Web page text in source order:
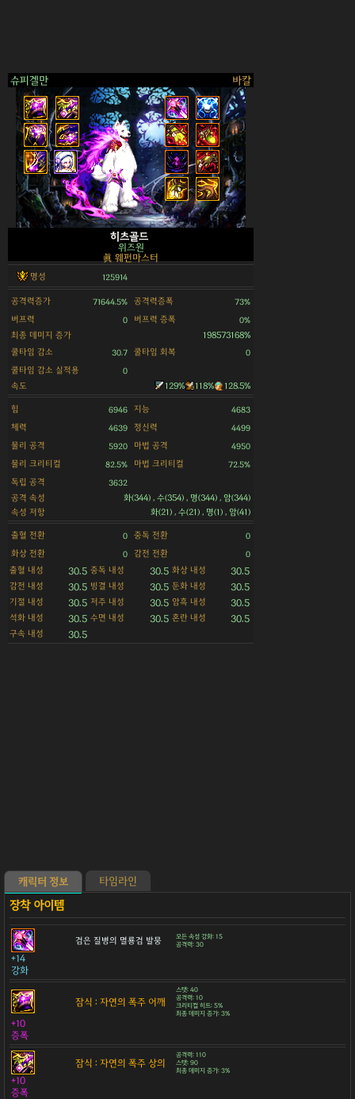
슈피겔만 바칼
>
히츠골드
위즈원
眞 웨펀마스터
명성 125914
공격력증가 71644.5% 공격력증폭 73%
버프력 0 버프력 증폭 0%
최종 데미지 증가
198573168%
쿨타임 감소
30.7 쿨타임 회복 0
쿨타임 감소 실적용 0
속도 129% 118% 128.5%
힘 6946 지능 4683
체력 4639 정신력 4499
물리 공격 5920 마법 공격 4950
물리 크리티컬 82.5% 마법 크리티컬 72.5%
독립 공격 3632
공격 속성
화(344) , 수(354) , 명(344) , 암(344)
속성 저항
화(21) , 수(21) , 명(1) , 암(41)
출혈 전환 0 중독 전환 0
화상 전환 0 감전 전환 0
출혈 내성 30.5 중독 내성 30.5 화상 내성 30.5
감전 내성 30.5 빙결 내성 30.5 둔화 내성 30.5
기절 내성 30.5 저주 내성 30.5 암흑 내성 30.5
석화 내성 30.5 수면 내성 30.5 혼란 내성 30.5
구속 내성 30.5
캐릭터 정보 타임라인
검은 질병의 멸룡검 발뭉
모든 속성 강화: 15
공격력: 30
+14
강화
잠식 : 자연의 폭주 어깨
스탯: 40
공격력: 10
크리티컬 히트: 5%
최종 데미지 증가: 3%
+10
증폭
잠식 : 자연의 폭주 상의
공격력: 110
스탯: 90
최종 데미지 증가: 3%
+10
증폭